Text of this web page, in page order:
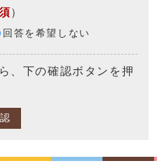
）
回答を希望しない
、下の確認ボタンを押